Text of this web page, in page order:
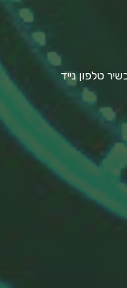
טלפון נייד